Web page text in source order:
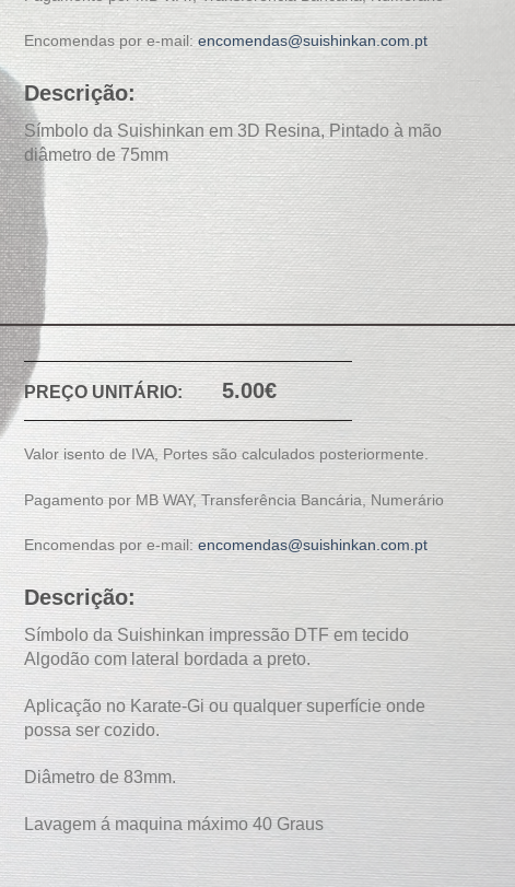
Encomendas por e-mail:encomendas@suishinkan.com.pt
Descrição:
Símbolo da Suishinkan em 3D Resina, Pintado à mão
diâmetro de 75mm
PREÇO UNITÁRIO:5.00€
Valor isento de IVA, Portes são calculados posteriormente.
Pagamento por MB WAY, Transferência Bancária, Numerário
Encomendas por e-mail:encomendas@suishinkan.com.pt
Descrição:
Símbolo da Suishinkan impressão DTF em tecido
Algodão com lateral bordada a preto.
Aplicação no Karate-Gi ou qualquer superfície onde
possa ser cozido.
Diâmetro de 83mm.
Lavagem á maquina máximo 40 Graus